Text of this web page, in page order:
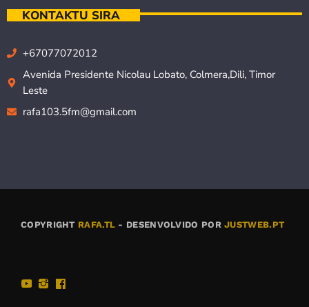
KONTAKTU SIRA
+67077072012
Avenida Presidente Nicolau Lobato, Colmera,Dili, Timor
Leste
rafa103.5fm@gmail.com
COPYRIGHT RAFA.TL - DESENVOLVIDO PORJUSTWEB.PT